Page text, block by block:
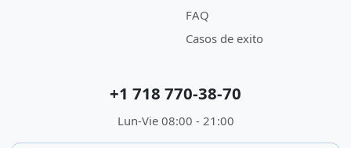
FAQ
Casos de exito
+1 718 770-38-70
Lun-Vie 08:00 - 21:00